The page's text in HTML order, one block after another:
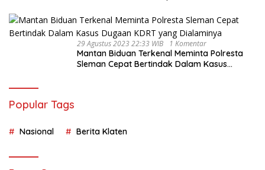
29 Agustus 2023 22:33 WIB 1 Komentar
Mantan Biduan Terkenal Meminta Polresta
Sleman Cepat Bertindak Dalam Kasus
Popular Tags
Nasional Berita Klaten